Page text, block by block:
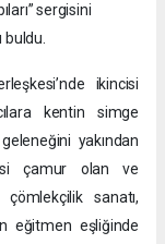
sergisini
buldu.
ikincisi
kentin simge
yakından
çamur olan ve
sanatı,
eğitmen eşliğinde